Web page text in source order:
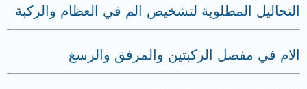
التحاليل المطلوبة لتشخيص الم في العظام والركبة
الام في مفصل الركبتين والمرفق والرسغ